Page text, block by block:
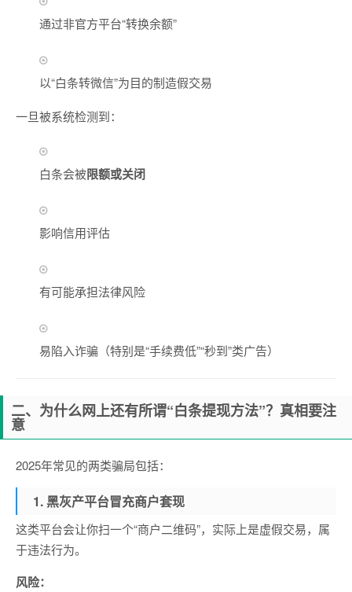
通过非官方平台“转换余额”
以“白条转微信”为目的制造假交易
一旦被系统检测到：
白条会被限额或关闭
影响信用评估
有可能承担法律风险
易陷入诈骗（特别是“手续费低”“秒到”类广告）
二、为什么网上还有所谓“白条提现方法”？真相要注
意
2025年常见的两类骗局包括：
1. 黑灰产平台冒充商户套现
这类平台会让你扫一个“商户二维码”，实际上是虚假交易，属
于违法行为。
风险：